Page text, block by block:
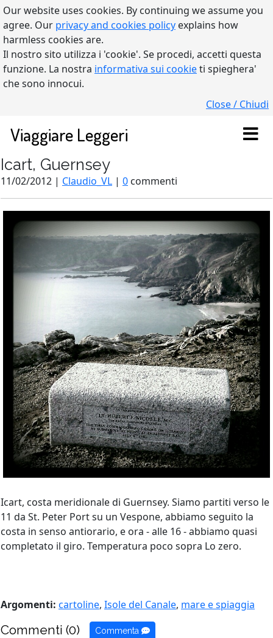
Our website uses cookies. By continuing we assume you
agree. Our privacy and cookies policy explains how
harmless cookies are.
Il nostro sito utilizza i 'cookie'. Se procedi, accetti questa
funzione. La nostra informativa sui cookieti spieghera'
che sono innocui.
Close / Chiudi
Viaggiare Leggeri
Icart, Guernsey
11/02/2012 | Claudio_VL | 0 commenti
Icart, costa meridionale di Guernsey. Siamo partiti verso le
11 da St. Peter Port su un Vespone, abbiamo seguito la
costa in senso antiorario, e ora - alle 16 - abbiamo quasi
completato il giro. Temperatura poco sopra Lo zero.
Argomenti: cartoline, Isole del Canale, mare e spiaggia
Commenti (0) Commenta